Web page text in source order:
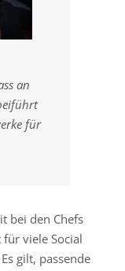
an
für
bei den Chefs
viele Social
gilt, passende